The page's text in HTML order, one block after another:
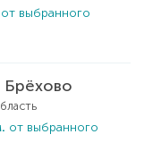
от выбранного
Брёхово
от выбранного